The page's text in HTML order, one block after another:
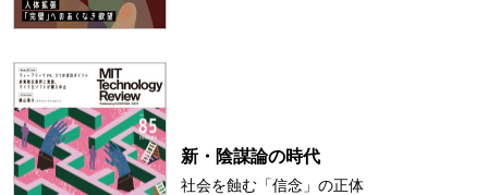
新・陰謀論の時代
社会を蝕む「信念」の正体